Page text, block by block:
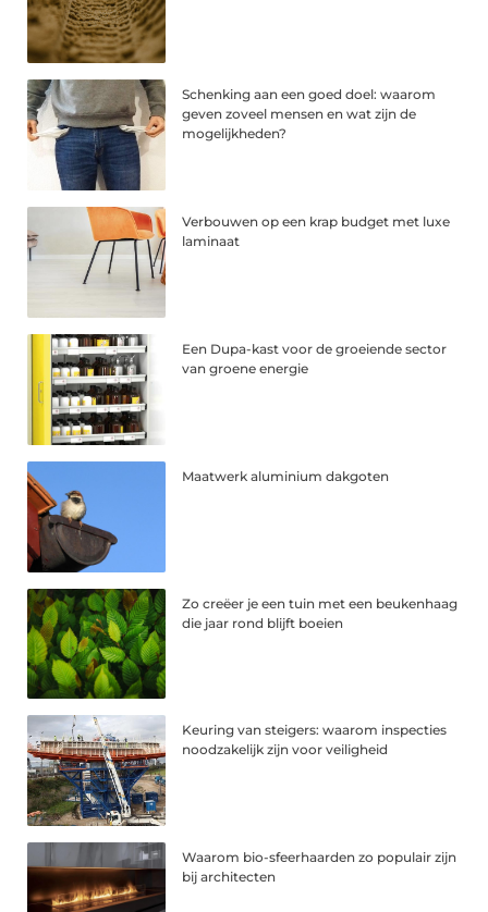
Schenking aan een goed doel: waarom
geven zoveel mensen en wat zijn de
mogelijkheden?
Verbouwen op een krap budget met luxe
laminaat
Een Dupa-kast voor de groeiende sector
van groene energie
Maatwerk aluminium dakgoten
Zo creëer je een tuin met een beukenhaag
die jaar rond blijft boeien
Keuring van steigers: waarom inspecties
noodzakelijk zijn voor veiligheid
Waarom bio-sfeerhaarden zo populair zijn
bij architecten